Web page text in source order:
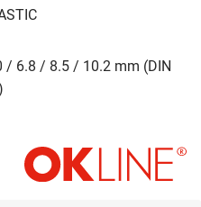
6.8 / 8.5 / 10.2 mm (DIN